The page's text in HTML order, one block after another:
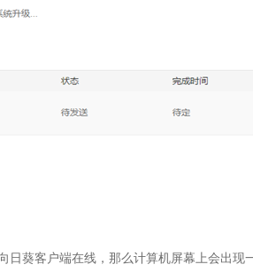
葵客户端在线，那么计算机屏幕上会出现